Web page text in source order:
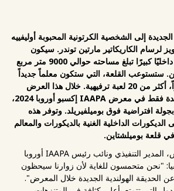
إلى الشخصية الكرتونية المحبوبة أوليفييه
لرسام الكاريكاتير مارتين توندر. سيكون
بوميلفيلد متنزهًا ترفيهيًا داخليًا كبيرًا تبلغ مساحته حوالي 9000 متر مربع
ستستوعب القلعة، التي ستكون معلماً جديداً
للمنطقة بارتفاع 23 متراً، أكثر من 20 لعبة ترفيهية. خلال هذا العرض
الذي سيُعرض لمرة واحدة فقط في معرض IAAPA إكسبو أوروبا 2024،
افتراضية فوق بوميلفيريلد. وتوفر هذه
الداخلية الغنية بالديكورات والمعالم
قلعة بوميلشتاين.
وقال بيتر فان دير شانس، المدير التنفيذي ونائب رئيس IAAPA أوروبا
"نحن متحمسون للغاية لأن زوارنا سيحظون
الحديقة الهولندية الجديدة خلال المعرض".